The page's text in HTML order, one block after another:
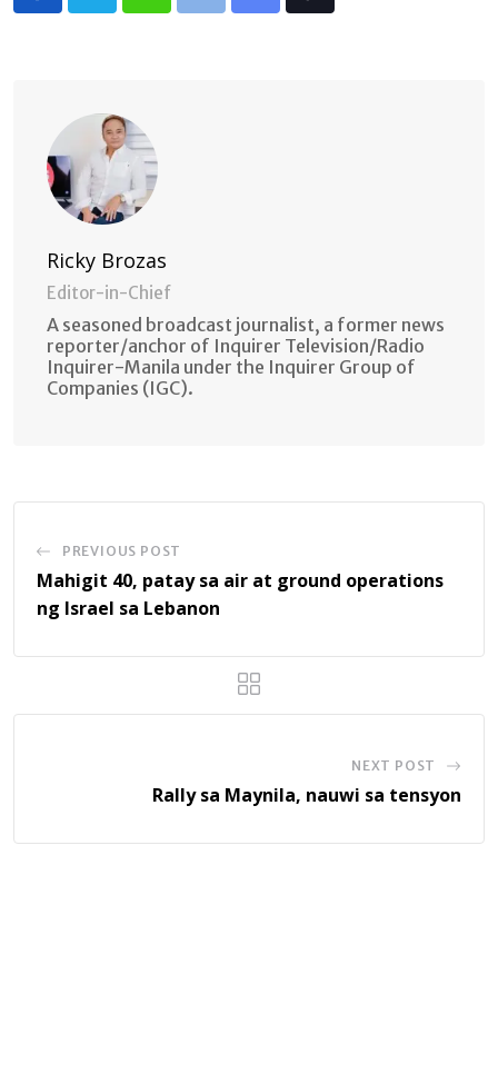
Whatsapp
Print
Share
Tiktok
Ricky Brozas
Editor-in-Chief
A seasoned broadcast journalist, a former news
reporter/anchor of Inquirer Television/Radio
Inquirer-Manila under the Inquirer Group of
Companies (IGC).
PREVIOUS POST
Mahigit 40, patay sa air at ground operations
ng Israel sa Lebanon
NEXT POST
Rally sa Maynila, nauwi sa tensyon